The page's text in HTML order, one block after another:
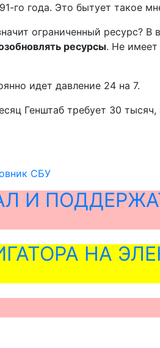
го года. Это бытует такое
ограниченный ресурс? В
ресурсы. Не имеет
идет давление 24 на 7.
Генштаб требует 30 тысяч,
СБУ
И
НА